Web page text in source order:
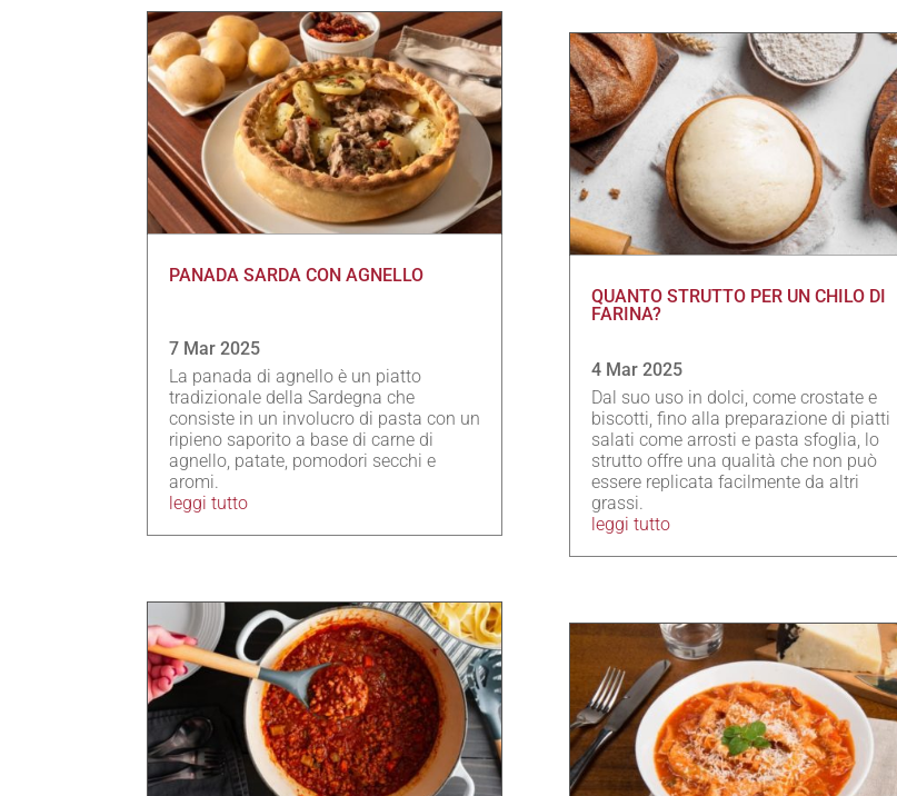
PANADA SARDA CON AGNELLO
7 Mar 2025
La panada di agnello è un piatto
tradizionale della Sardegna che
consiste in un involucro di pasta con un
ripieno saporito a base di carne di
agnello, patate, pomodori secchi e
aromi.
leggi tutto
QUANTO STRUTTO PER UN CHILO DI
FARINA?
4 Mar 2025
Dal suo uso in dolci, come crostate e
biscotti, fino alla preparazione di piatti
salati come arrosti e pasta sfoglia, lo
strutto offre una qualità che non può
essere replicata facilmente da altri
grassi.
leggi tutto